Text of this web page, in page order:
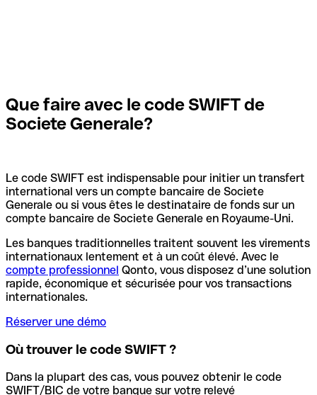
Que faire avec le code SWIFT de
Societe Generale?
Le code SWIFT est indispensable pour initier un transfert
international vers un compte bancaire de Societe
Generale ou si vous êtes le destinataire de fonds sur un
compte bancaire de Societe Generale en Royaume-Uni.
Les banques traditionnelles traitent souvent les virements
internationaux lentement et à un coût élevé. Avec le
compte professionnel Qonto, vous disposez d’une solution
rapide, économique et sécurisée pour vos transactions
internationales.
Réserver une démo
Où trouver le code SWIFT ?
Dans la plupart des cas, vous pouvez obtenir le code
SWIFT/BIC de votre banque sur votre relevé